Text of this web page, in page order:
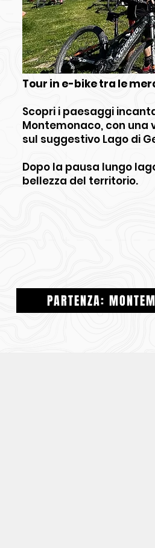
Tour in e-bike tra le
Scopri i paesaggi
Montemonaco, con
sul suggestivo Lago di
Dopo la pausa lungo
bellezza del territorio.
PARTENZA: